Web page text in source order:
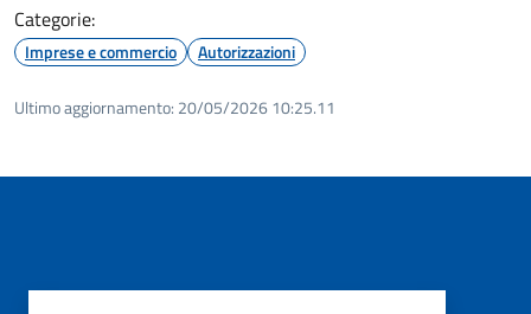
Categorie:
Imprese e commercio Autorizzazioni
Ultimo aggiornamento: 20/05/2026 10:25.11